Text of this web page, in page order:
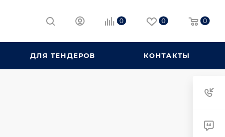
0 0 0
ДЛЯ ТЕНДЕРОВ КОНТАКТЫ